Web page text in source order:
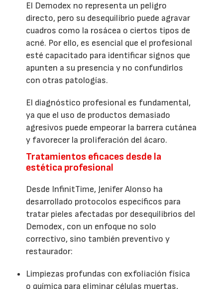
El Demodex no representa un peligro
directo, pero su desequilibrio puede agravar
cuadros como la rosácea o ciertos tipos de
acné. Por ello, es esencial que el profesional
esté capacitado para identificar signos que
apunten a su presencia y no confundirlos
con otras patologías.
El diagnóstico profesional es fundamental,
ya que el uso de productos demasiado
agresivos puede empeorar la barrera cutánea
y favorecer la proliferación del ácaro.
Tratamientos eficaces desde la
estética profesional
Desde InfinitTime, Jenifer Alonso ha
desarrollado protocolos específicos para
tratar pieles afectadas por desequilibrios del
Demodex, con un enfoque no solo
correctivo, sino también preventivo y
restaurador:
Limpiezas profundas con exfoliación física
o química para eliminar células muertas,